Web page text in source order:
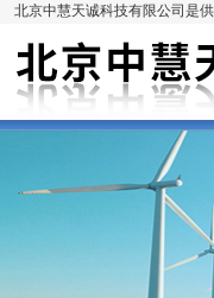
北京中慧天诚科技有限公司是